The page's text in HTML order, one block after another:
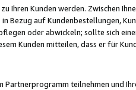
Ihren Kunden werden. Zwischen
Bezug auf Kundenbestellungen,
oder abwickeln; sollte sich
Kunden mitteilen, dass er für
Partnerprogramm teilnehmen und